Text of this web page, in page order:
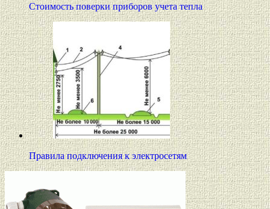
Стоимость поверки приборов учета тепла
Правила подключения к электросетям